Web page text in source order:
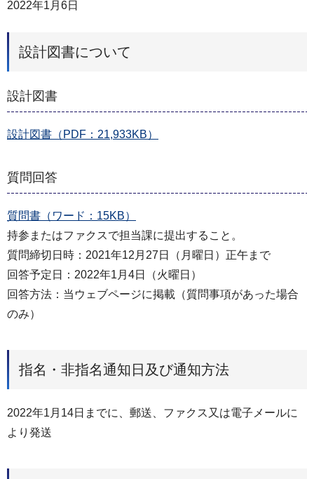
2022年1月6日
設計図書について
設計図書
設計図書（PDF：21,933KB）
質問回答
質問書（ワード：15KB）
持参またはファクスで担当課に提出すること。
質問締切日時：2021年12月27日（月曜日）正午まで
回答予定日：2022年1月4日（火曜日）
回答方法：当ウェブページに掲載（質問事項があった場合
のみ）
指名・非指名通知日及び通知方法
2022年1月14日までに、郵送、ファクス又は電子メールに
より発送